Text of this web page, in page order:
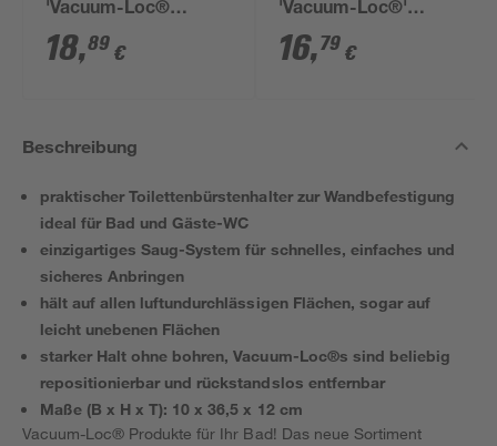
'Vacuum-Loc®
Milazzo' chrom 13,5 x
17,5 x 16 cm
18,89 €
'Vacuum-Loc®'
chrom 6 x 6,7 x 5 cm,
2-teilig
16,79 €
Beschreibung
praktischer Toilettenbürstenhalter zur Wandbefestigung
ideal für Bad und Gäste-WC
einzigartiges Saug-System für schnelles, einfaches und
sicheres Anbringen
hält auf allen luftundurchlässigen Flächen, sogar auf
leicht unebenen Flächen
starker Halt ohne bohren, Vacuum-Loc®s sind beliebig
repositionierbar und rückstandslos entfernbar
Maße (B x H x T): 10 x 36,5 x 12 cm
Vacuum-Loc® Produkte für Ihr Bad! Das neue Sortiment